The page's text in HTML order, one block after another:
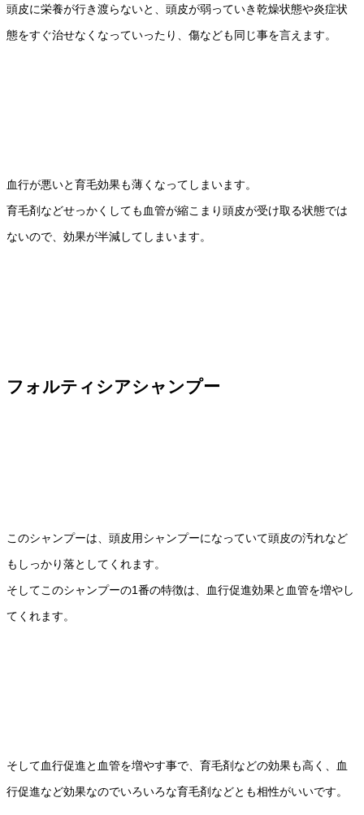
頭皮に栄養が行き渡らないと、頭皮が弱っていき乾燥状態や炎症状
態をすぐ治せなくなっていったり、傷なども同じ事を言えます。
血行が悪いと育毛効果も薄くなってしまいます。
育毛剤などせっかくしても血管が縮こまり頭皮が受け取る状態では
ないので、効果が半減してしまいます。
フォルティシアシャンプー
このシャンプーは、頭皮用シャンプーになっていて頭皮の汚れなど
もしっかり落としてくれます。
そしてこのシャンプーの1番の特徴は、血行促進効果と血管を増やし
てくれます。
そして血行促進と血管を増やす事で、育毛剤などの効果も高く、血
行促進など効果なのでいろいろな育毛剤などとも相性がいいです。